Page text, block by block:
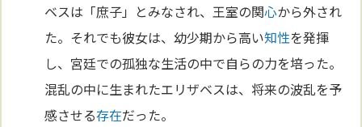
ベスは「庶子」とみなされ、王室の関心から外され
た。それでも彼女は、幼少期から高い知性を発揮
し、宮廷での孤独な生活の中で自らの力を培った。
混乱の中に生まれたエリザベスは、将来の波乱を予
感させる存在だった。